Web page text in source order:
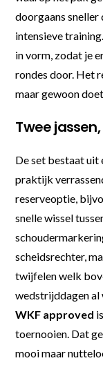
doorgaans sneller
intensieve
in vorm, zodat je
rondes door. Het
maar gewoon
Twee
De set bestaat uit
praktijk
reserveoptie,
snelle wissel
scheidsrechter,
twijfelen welk
wedstrijddagen
WKF approved
toernooien. Dat
mooi maar